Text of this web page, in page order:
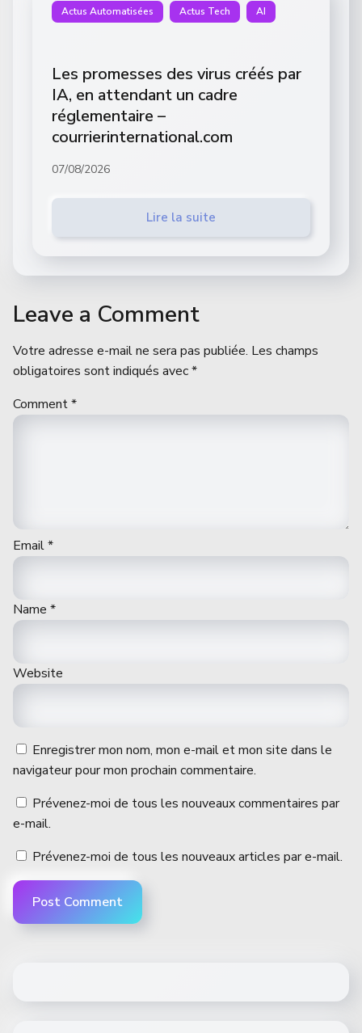
Actus Automatisées Actus Tech AI
Les promesses des virus créés par
IA, en attendant un cadre
réglementaire –
courrierinternational.com
07/08/2026
Lire la suite
Leave a Comment
Votre adresse e-mail ne sera pas publiée. Les champs
obligatoires sont indiqués avec*
Comment*
Email*
Name *
Website
Enregistrer mon nom, mon e-mail et mon site dans le
navigateur pour mon prochain commentaire.
Prévenez-moi de tous les nouveaux commentaires par
e-mail.
Prévenez-moi de tous les nouveaux articles par e-mail.